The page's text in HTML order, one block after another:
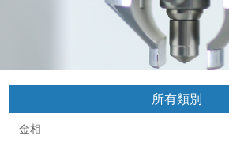
所有類別
金相